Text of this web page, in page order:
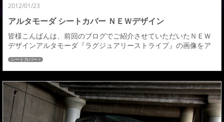
2012/01/23
アルタモーダ シートカバー ＮＥＷデザイン
皆様こんばんは、前回のブログでご紹介させていただいたＮＥＷ
デザインアルタモーダ『ラグジュアリーストライプ』の画像をア
ップさせていただきます。装着画像はヴェルファイアラムース：
ブラック×ＳＳＰＵ：アイボリー×レッドステッチストライプ基調
とし、センターとサイド部でストライプ柄に変化を持たせ、高級
感の中にも他とは違うオリジナリティー溢れるデザインとしたＮ
ＥＷデザインです。価格ラムース×ＳＳＰＵ２列￥８１...
シートカバー